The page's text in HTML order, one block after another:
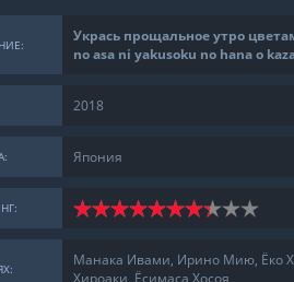
Укрась прощальное утро
no asa ni yakusoku no hana o
2018
Япония
Манака Ивами, Ирино Мию, Ёко
Хироаки, Ёсимаса Хосоя